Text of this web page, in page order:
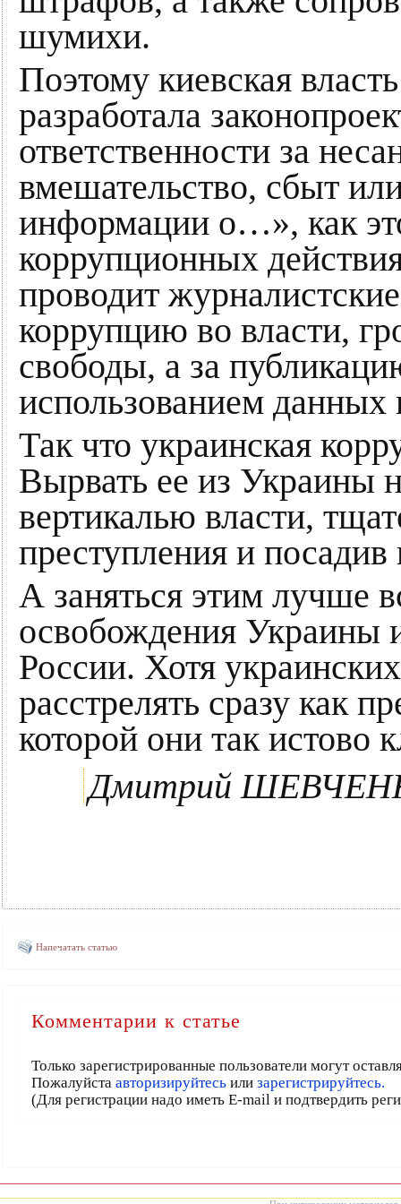
шумихи.
Поэтому киевская
разработала
ответственности за
вмешательство, сбыт
информации о…», как
коррупционных
проводит
коррупцию во власти,
свободы, а за
использованием данных
Так что украинская
Вырвать ее из Украины
вертикалью власти,
преступления и
А заняться этим лучше
освобождения Украины
России. Хотя
расстрелять сразу как
которой они так истово
Дмитрий
Напечатать статью
Комментарии к статье
Только зарегистрированные пользователи могут
Пожалуйста авторизируйтесьили зарегистрируйтесь.
(Для регистрации надо иметь E-mail и подтвердить